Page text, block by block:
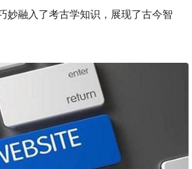
妙融入了考古学知识，展现了古今智